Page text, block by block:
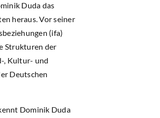
Duda das
heraus. Vor seiner
(ifa)
Strukturen der
, Kultur- und
Deutschen
Dominik Duda